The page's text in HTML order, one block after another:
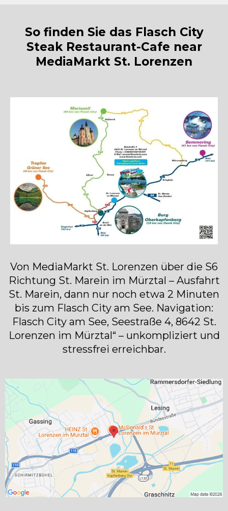
So finden Sie das Flasch City
Steak Restaurant-Cafe near
MediaMarkt St. Lorenzen
Von MediaMarkt St. Lorenzen über die S6
Richtung St. Marein im Mürztal – Ausfahrt
St. Marein, dann nur noch etwa 2 Minuten
bis zum Flasch City am See. Navigation:
Flasch City am See, Seestraße 4, 8642 St.
Lorenzen im Mürztal“ – unkompliziert und
stressfrei erreichbar.